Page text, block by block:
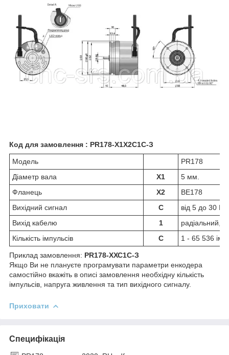
Код для замовлення : PR178-Х1Х2С1С-З
Модель
PR178
Діаметр вала
Х1
5 мм.
Фланець
Х2
ВЕ178
Вихідний сигнал
C
від 5 до 30
Вихід кабелю
1
радіальний,
Кількість імпульсів
C 1 - 65 536
Приклад замовлення: PR178-ХХС1С-З
Якщо Ви не плануєте програмувати параметри енкодера
самостійно вкажіть в описі замовлення необхідну кількість
імпульсів, напруга живлення та тип вихідного сигналу.
Приховати
Специфікація